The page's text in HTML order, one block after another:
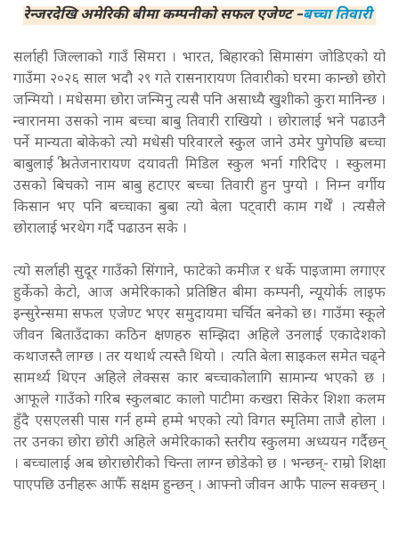
रेन्जरदेखि अमेरिकी बीमा कम्पनीको सफल एजेण्ट –बच्चा तिवारी
सर्लाही जिल्लाको गाउँ सिमरा । भारत, बिहारको सिमासंग जोडिएको यो
गाउँमा २०२६ साल भदौ २९ गते रासनारायण तिवारीको घरमा कान्छो छोरो
जन्मियो । मधेसमा छोरा जन्मिनु त्यसै पनि असाध्यै खुशीको कुरा मानिन्छ ।
न्वारानमा उसको नाम बच्चा बाबु तिवारी राखियो । छोरालाई भने पढाउनै
पर्ने मान्यता बोकेको त्यो मधेसी परिवारले स्कुल जाने उमेर पुगेपछि बच्चा
बाबुलाई श्री तेजनारायण दयावती मिडिल स्कुल भर्ना गरिदिए । स्कुलमा
उसको बिचको नाम बाबु हटाएर बच्चा तिवारी हुन पुग्यो । निम्न वर्गीय
किसान भए पनि बच्चाका बुबा त्यो बेला पट्वारी काम गर्थेँ । त्यसैले
छोरालाई भरथेग गर्दै पढाउन सके ।
त्यो सर्लाही सुदूर गाउँको सिंगाने, फाटेको कमीज र धर्के पाइजामा लगाएर
हुर्केको केटो, आज अमेरिकाको प्रतिष्ठित बीमा कम्पनी, न्यूयोर्क लाइफ
इन्सुरेन्समा सफल एजेण्ट भएर समुदायमा चर्चित बनेको छ। गाउँमा स्कूले
जीवन बिताउँदाका कठिन क्षणहरु सम्झिदा अहिले उनलाई एकादेशको
कथाजस्तै लाग्छ । तर यथार्थ त्यस्तै थियो । त्यति बेला साइकल समेत चढ्ने
सामर्थ्य थिएन अहिले लेक्सस कार बच्चाकोलागि सामान्य भएको छ ।
आफूले गाउँको गरिब स्कुलबाट कालो पाटीमा कखरा सिकेर शिशा कलम
हुँदै एसएलसी पास गर्न हम्मे हम्मे भएको त्यो विगत स्मृतिमा ताजै होला ।
तर उनका छोरा छोरी अहिले अमेरिकाको स्तरीय स्कुलमा अध्ययन गर्दैछन्
। बच्चालाई अब छोराछोरीको चिन्ता लाग्न छोडेको छ । भन्छन्- राम्रो शिक्षा
पाएपछि उनीहरू आफैँ सक्षम हुन्छन् । आफ्नो जीवन आफै पाल्न सक्छन् ।